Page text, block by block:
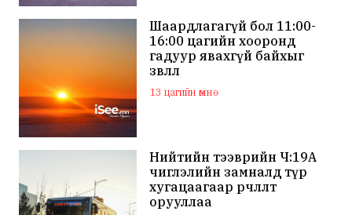
Шаардлагагүй бол 11:00-
16:00 цагийн хооронд
гадуур явахгүй байхыг
зөвлөлөө
13 цагийн өмнө
Нийтийн тээврийн Ч:19А
чиглэлийн замналд түр
хугацаагаар өөрчлөлт
орууллаа